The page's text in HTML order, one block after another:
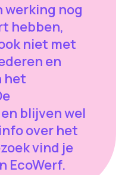
werking nog
hebben,
niet met
en
het
blijven wel
over het
vind je
EcoWerf.